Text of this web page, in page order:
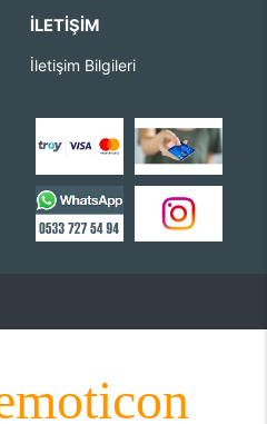
İLETIŞIM
İletişim Bilgileri